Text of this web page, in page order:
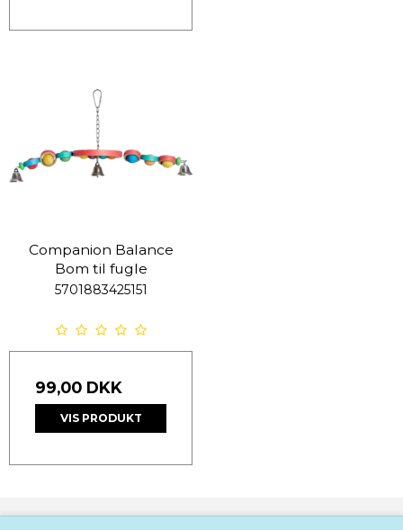
Companion Balance
Bom til fugle
5701883425151
99,00 DKK
VIS PRODUKT